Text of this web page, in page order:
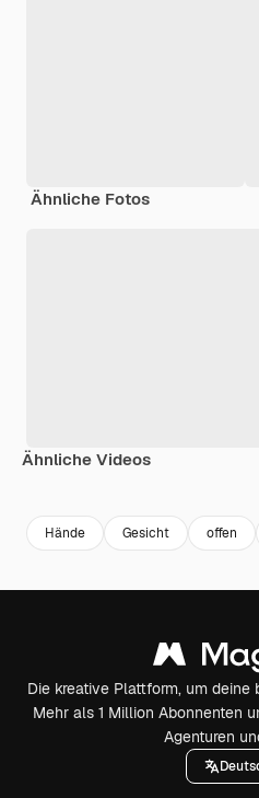
Ähnliche Fotos
Ähnliche Videos
Hände Gesicht offen
Die kreative Plattform, um
Mehr als 1 Million Abonnenten
Agenturen